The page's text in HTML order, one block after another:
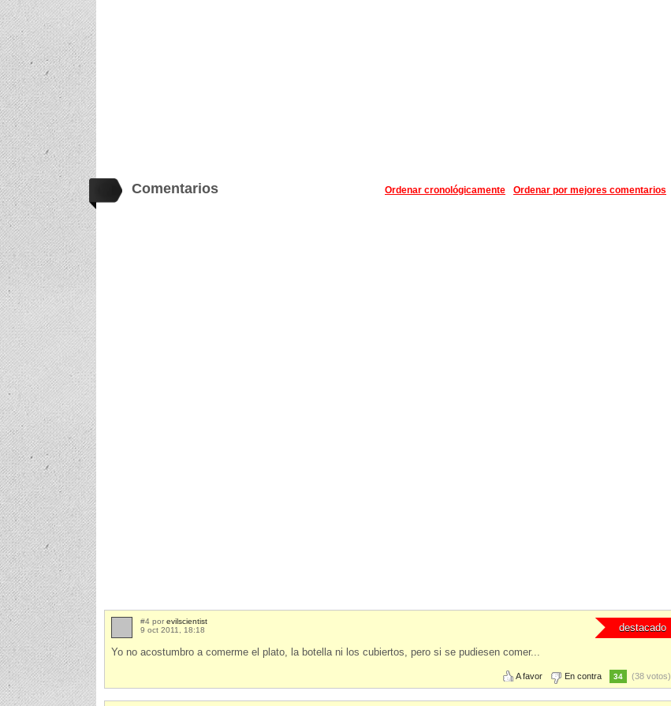
Comentarios Ordenar por mejores comentarios
Ordenar cronológicamente
destacado
#4 por evilscientist
9 oct 2011, 18:18
Yo no acostumbro a comerme el plato, la botella ni los cubiertos, pero si se pudiesen comer...
A favor En contra 34 (38 votos)